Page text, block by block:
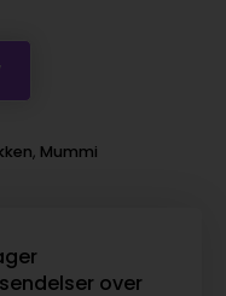
, Mummi
over